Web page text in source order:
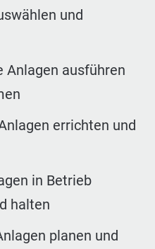
und
Anlagen ausführen
errichten und
in Betrieb
halten
planen und